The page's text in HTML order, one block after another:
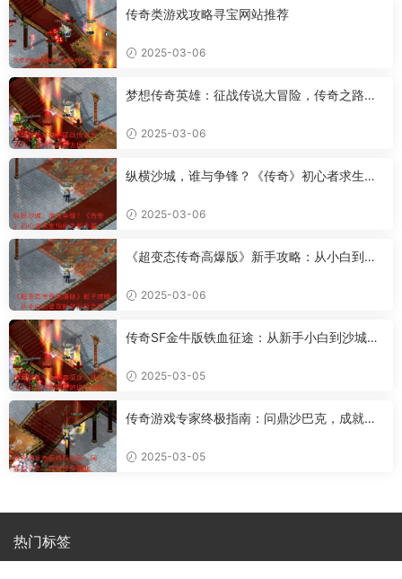
传奇类游戏攻略寻宝网站推荐
2025-03-06
梦想传奇英雄：征战传说大冒险，传奇之路何
2025-03-06
纵横沙城，谁与争锋？《传奇》初心者求生指
2025-03-06
《超变态传奇高爆版》新手攻略：从小白到骨
2025-03-06
传奇SF金牛版铁血征途：从新手小白到沙城霸
2025-03-05
传奇游戏专家终极指南：问鼎沙巴克，成就传
2025-03-05
热门标签